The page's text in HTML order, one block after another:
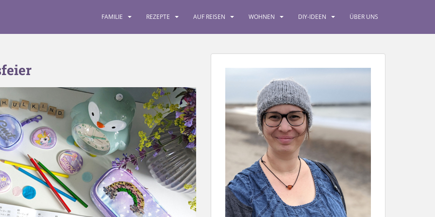
FAMILIE REZEPTE AUF REISEN WOHNEN DIY-IDEEN ÜBER UNS